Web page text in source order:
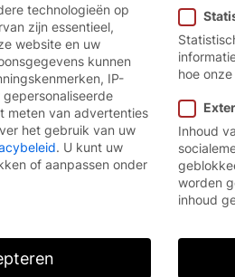
technologieën op
zijn essentieel,
website en uw
kunnen
IP-
meten van advertenties
het gebruik van uw
. U kunt uw
of aanpassen onder
hoe
Inhoud
worden
inhoud